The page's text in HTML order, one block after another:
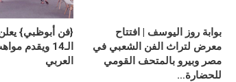
بوابة روز اليوسف | افتتاح
معرض لتراث الفن الشعبي في
مصر وبيرو بالمتحف القومي
للحضارة…
{فن أبوظبي}
الـ14 ويقدم
العربي